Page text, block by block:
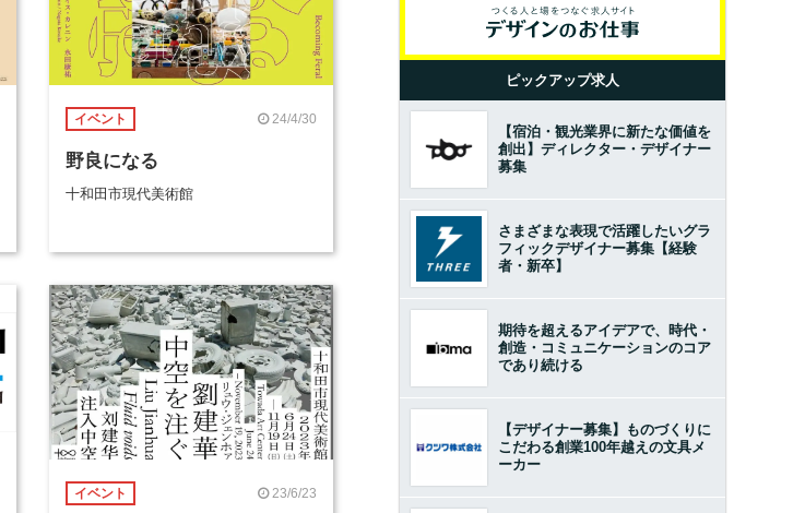
イベント 24/4/30
野良になる
十和田市現代美術館
イベント 23/6/23
ピックアップ求人
【宿泊・観光業界に新たな価値を
創出】ディレクター・デザイナー
募集
さまざまな表現で活躍したいグラ
フィックデザイナー募集【経験
者・新卒】
期待を超えるアイデアで、時代・
創造・コミュニケーションのコア
であり続ける
【デザイナー募集】ものづくりに
こだわる創業100年越えの文具メ
ーカー